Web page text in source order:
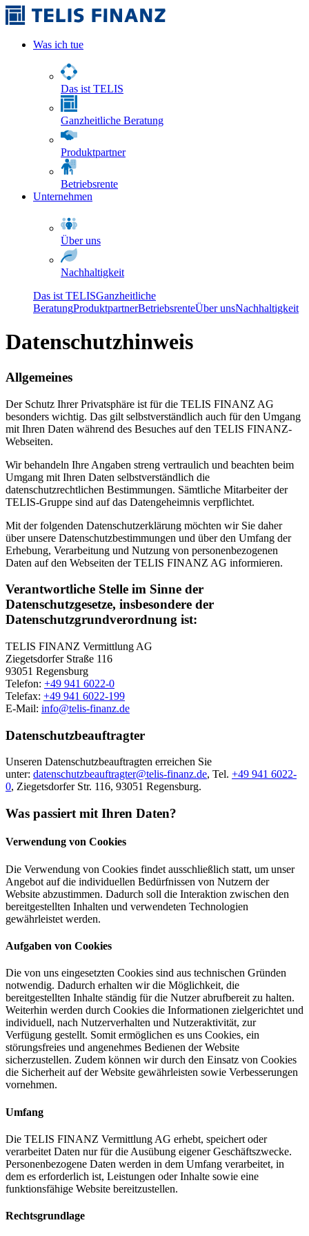
Was ich tue
Das ist TELIS
Ganzheitliche Beratung
Produktpartner
Betriebsrente
Unternehmen
Über uns
Nachhaltigkeit
Das ist TELISGanzheitliche
BeratungProduktpartnerBetriebsrenteÜber unsNachhaltigkeit
Datenschutzhinweis
Allgemeines
Der Schutz Ihrer Privatsphäre ist für die TELIS FINANZ AG
besonders wichtig. Das gilt selbstverständlich auch für den Umgang
mit Ihren Daten während des Besuches auf den TELIS FINANZ-
Webseiten.
Wir behandeln Ihre Angaben streng vertraulich und beachten beim
Umgang mit Ihren Daten selbstverständlich die
datenschutzrechtlichen Bestimmungen. Sämtliche Mitarbeiter der
TELIS-Gruppe sind auf das Datengeheimnis verpflichtet.
Mit der folgenden Datenschutzerklärung möchten wir Sie daher
über unsere Datenschutzbestimmungen und über den Umfang der
Erhebung, Verarbeitung und Nutzung von personenbezogenen
Daten auf den Webseiten der TELIS FINANZ AG informieren.
Verantwortliche Stelle im Sinne der
Datenschutzgesetze, insbesondere der
Datenschutzgrundverordnung ist:
TELIS FINANZ Vermittlung AG
Ziegetsdorfer Straße 116
93051 Regensburg
Telefon: +49 941 6022-0
Telefax: +49 941 6022-199
E-Mail: info@telis-finanz.de
Datenschutzbeauftragter
Unseren Datenschutzbeauftragten erreichen Sie
unter: datenschutzbeauftragter@telis-finanz.de, Tel. +49 941 6022-
0, Ziegetsdorfer Str. 116, 93051 Regensburg.
Was passiert mit Ihren Daten?
Verwendung von Cookies
Die Verwendung von Cookies findet ausschließlich statt, um unser
Angebot auf die individuellen Bedürfnissen von Nutzern der
Website abzustimmen. Dadurch soll die Interaktion zwischen den
bereitgestellten Inhalten und verwendeten Technologien
gewährleistet werden.
Aufgaben von Cookies
Die von uns eingesetzten Cookies sind aus technischen Gründen
notwendig. Dadurch erhalten wir die Möglichkeit, die
bereitgestellten Inhalte ständig für die Nutzer abrufbereit zu halten.
Weiterhin werden durch Cookies die Informationen zielgerichtet und
individuell, nach Nutzerverhalten und Nutzeraktivität, zur
Verfügung gestellt. Somit ermöglichen es uns Cookies, ein
störungsfreies und angenehmes Bedienen der Website
sicherzustellen. Zudem können wir durch den Einsatz von Cookies
die Sicherheit auf der Website gewährleisten sowie Verbesserungen
vornehmen.
Umfang
Die TELIS FINANZ Vermittlung AG erhebt, speichert oder
verarbeitet Daten nur für die Ausübung eigener Geschäftszwecke.
Personenbezogene Daten werden in dem Umfang verarbeitet, in
dem es erforderlich ist, Leistungen oder Inhalte sowie eine
funktionsfähige Website bereitzustellen.
Rechtsgrundlage